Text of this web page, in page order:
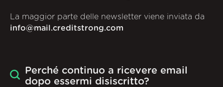
La maggior parte delle newsletter viene inviata da
info@mail.creditstrong.com
Perché continuo a ricevere email
dopo essermi disiscritto?